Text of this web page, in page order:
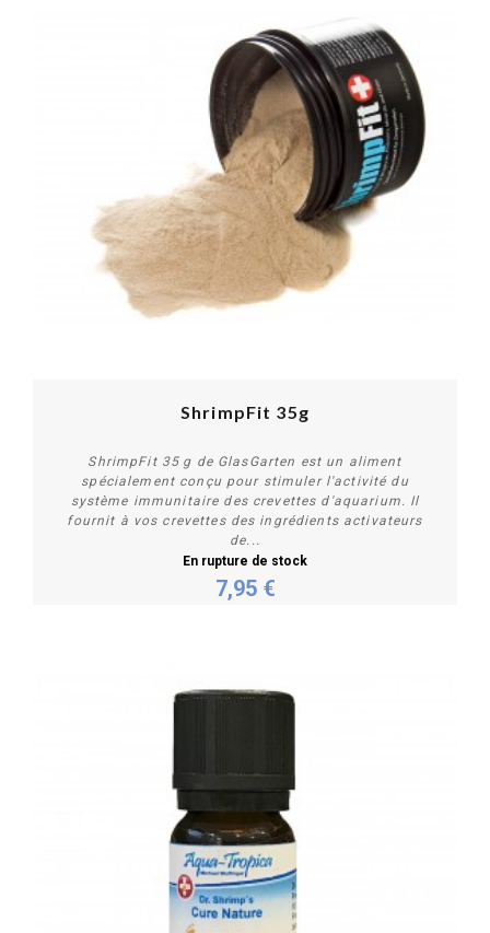
Plus de détails
ShrimpFit 35g
ShrimpFit 35 g de GlasGarten est un aliment
spécialement conçu pour stimuler l'activité du
système immunitaire des crevettes d'aquarium. Il
fournit à vos crevettes des ingrédients activateurs
de...
En rupture de stock
7,95 €